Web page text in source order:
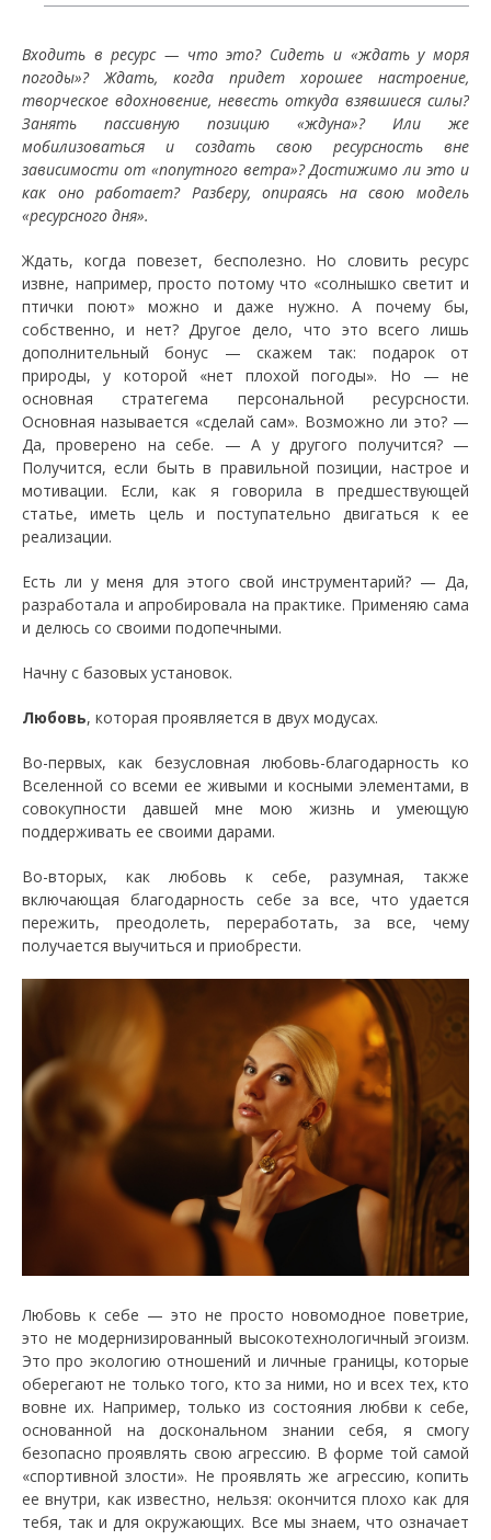
Входить в ресурс — что это? Сидеть и «ждать у моря
погоды»? Ждать, когда придет хорошее настроение,
творческое вдохновение, невесть откуда взявшиеся силы?
Занять пассивную позицию «ждуна»? Или же
мобилизоваться и создать свою ресурсность вне
зависимости от «попутного ветра»? Достижимо ли это и
как оно работает? Разберу, опираясь на свою модель
«ресурсного дня».
Ждать, когда повезет, бесполезно. Но словить ресурс
извне, например, просто потому что «солнышко светит и
птички поют» можно и даже нужно. А почему бы,
собственно, и нет? Другое дело, что это всего лишь
дополнительный бонус — скажем так: подарок от
природы, у которой «нет плохой погоды». Но — не
основная стратегема персональной ресурсности.
Основная называется «сделай сам». Возможно ли это? —
Да, проверено на себе. — А у другого получится? —
Получится, если быть в правильной позиции, настрое и
мотивации. Если, как я говорила в предшествующей
статье, иметь цель и поступательно двигаться к ее
реализации.
Есть ли у меня для этого свой инструментарий? — Да,
разработала и апробировала на практике. Применяю сама
и делюсь со своими подопечными.
Начну с базовых установок.
Любовь, которая проявляется в двух модусах.
Во-первых, как безусловная любовь-благодарность ко
Вселенной со всеми ее живыми и косными элементами, в
совокупности давшей мне мою жизнь и умеющую
поддерживать ее своими дарами.
Во-вторых, как любовь к себе, разумная, также
включающая благодарность себе за все, что удается
пережить, преодолеть, переработать, за все, чему
получается выучиться и приобрести.
Любовь к себе — это не просто новомодное поветрие,
это не модернизированный высокотехнологичный эгоизм.
Это про экологию отношений и личные границы, которые
оберегают не только того, кто за ними, но и всех тех, кто
вовне их. Например, только из состояния любви к себе,
основанной на доскональном знании себя, я смогу
безопасно проявлять свою агрессию. В форме той самой
«спортивной злости». Не проявлять же агрессию, копить
ее внутри, как известно, нельзя: окончится плохо как для
тебя, так и для окружающих. Все мы знаем, что означает